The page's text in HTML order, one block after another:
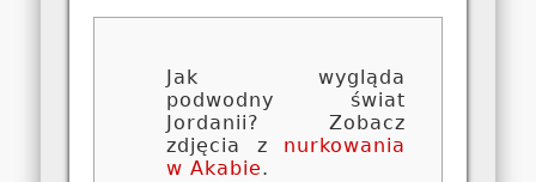
Jak wygląda
podwodny świat
Jordanii? Zobacz
zdjęcia z nurkowania
w Akabie.